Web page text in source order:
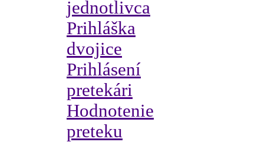
jednotlivca
Prihláška
dvojice
Prihlásení
pretekári
Hodnotenie
preteku